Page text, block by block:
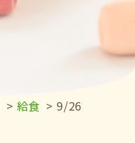
> 給食 >9/26